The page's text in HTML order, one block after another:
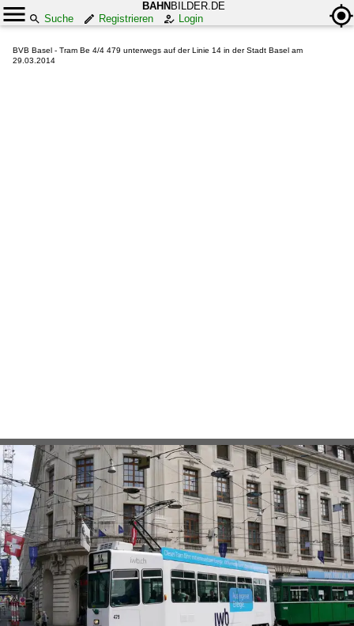
BAHN BILDER.DE
Suche
Registrieren Login
BVB Basel - Tram Be 4/4 479 unterwegs auf der Linie 14 in der Stadt Basel am
29.03.2014